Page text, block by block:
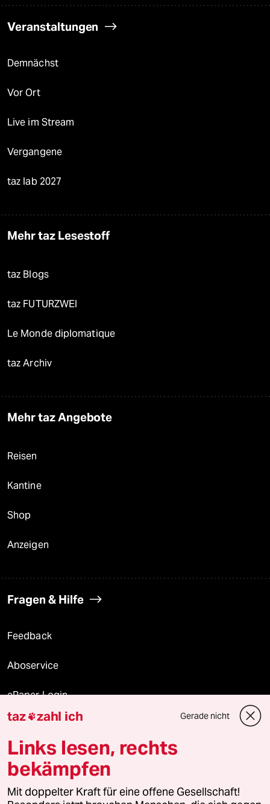
Veranstaltungen
Demnächst
Vor Ort
Live im Stream
Vergangene
taz lab 2027
Mehr taz Lesestoff
taz Blogs
taz FUTURZWEI
Le Monde diplomatique
taz Archiv
Mehr taz Angebote
Reisen
Kantine
Shop
Anzeigen
Fragen & Hilfe
Feedback
Aboservice
ePaper Login
Downloads für Abonnierende
© 2026 taz Verlags und Vertriebs GmbH
Alle Rechte vorbehalten. Bei rechtlichen Fragen oder für Genehmigungen
wenden Sie sich bitte an
lizenzen@taz.de
taz zahl ich Gerade nicht
Links lesen, rechts
bekämpfen
Mit doppelter Kraft für eine offene Gesellschaft!